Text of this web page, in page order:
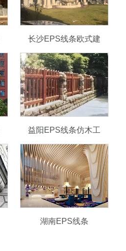
长沙EPS线条欧式建
益阳EPS线条仿木工
湖南EPS线条